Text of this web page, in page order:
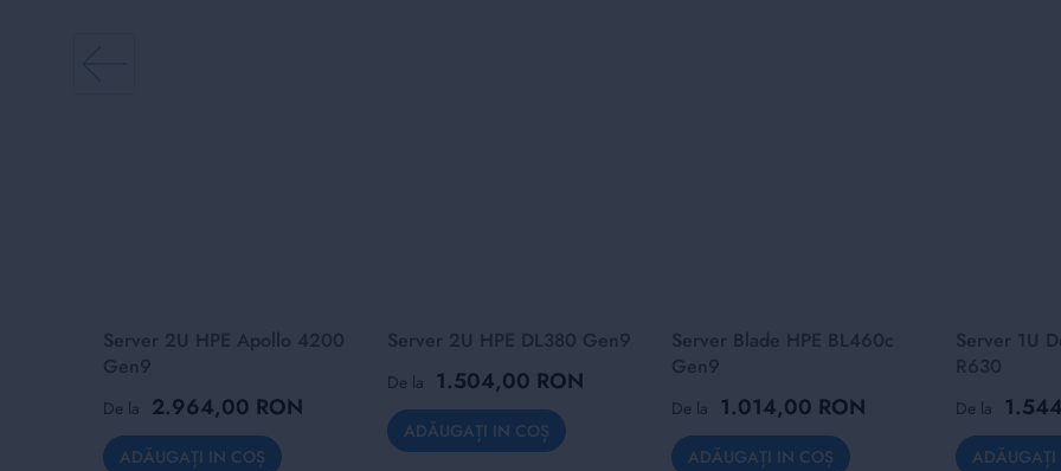
Server 2U HPE Apollo 4200
Gen9
De la 2.964,00 RON
ADĂUGAȚI IN COȘ
Server 2U HPE DL380 Gen9
De la 1.504,00 RON
ADĂUGAȚI IN COȘ
Server Blade HPE BL460c
Gen9
De la 1.014,00 RON
ADĂUGAȚI IN COȘ
Server 1U
R630
De la
ADĂUGAȚI